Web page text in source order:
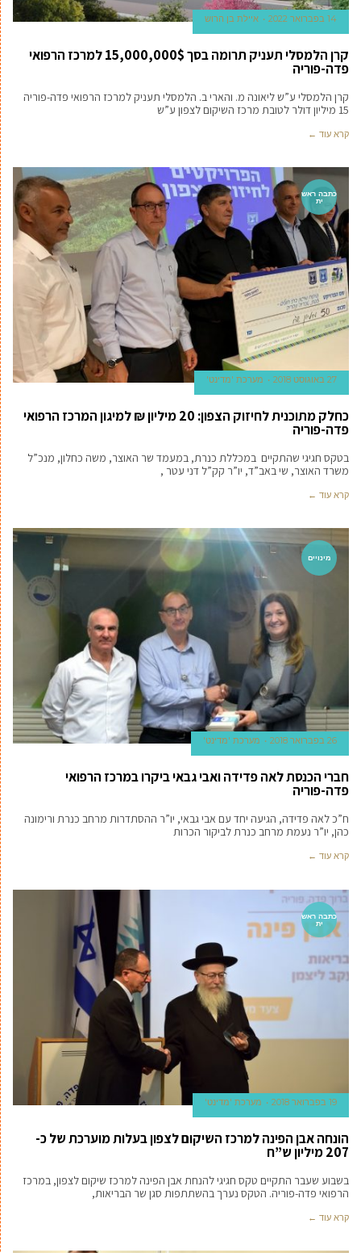
14 בפברואר 2022 איילת בן הרוש
קרן הלמסלי תעניק תרומה בסך 15,000,000$ למרכז הרפואי
פדה-פוריה
קרן הלמסלי ע”ש ליאונה מ. והארי ב. הלמסלי תעניק למרכז הרפואי פדה-פוריה
15 מיליון דולר לטובת מרכז השיקום לצפון ע”ש
קרא עוד ←
כתבה ראש
ית
27 באוגוסט 2018 מערכת 'מדינט'
כחלק מתוכנית לחיזוק הצפון: 20 מיליון ₪ למיגון המרכז הרפואי
פדה-פוריה
בטקס חגיגי שהתקיים במכללת כנרת, במעמד שר האוצר, משה כחלון, מנכ”ל
משרד האוצר, שי באב”ד, יו”ר קק”ל דני עטר ,
קרא עוד ←
מינויים
26 בפברואר 2018 מערכת 'מדינט'
חברי הכנסת לאה פדידה ואבי גבאי ביקרו במרכז הרפואי
פדה-פוריה
ח”כ לאה פדידה, הגיעה יחד עם אבי גבאי, יו”ר ההסתדרות מרחב כנרת ורימונה
כהן, יו”ר נעמת מרחב כנרת לביקור הכרות
קרא עוד ←
כתבה ראש
ית
19 בפברואר 2018 מערכת 'מדינט'
הונחה אבן הפינה למרכז השיקום לצפון בעלות מוערכת של כ-
207 מיליון ש”ח
בשבוע שעבר התקיים טקס חגיגי להנחת אבן הפינה למרכז שיקום לצפון, במרכז
הרפואי פדה-פוריה. הטקס נערך בהשתתפות סגן שר הבריאות,
קרא עוד ←